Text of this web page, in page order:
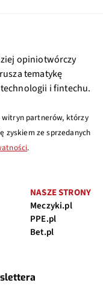
opiniotwórczy
tematykę
i fintechu.
witryn partnerów, którzy
zyskiem ze sprzedanych
.
NASZE STRONY
Meczyki.pl
PPE.pl
Bet.pl